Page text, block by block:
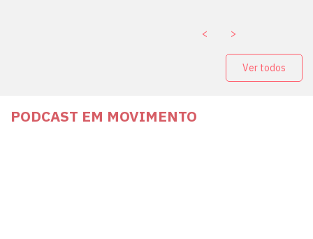
< >
Ver todos
PODCAST EM MOVIMENTO